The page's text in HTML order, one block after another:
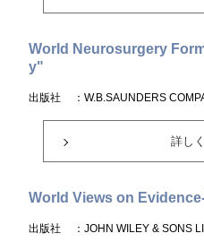
World Neurosurgery
y"
出版社 ：W.B.SAUNDERS
詳し
World Views on
出版社 ：JOHN WILEY & SONS